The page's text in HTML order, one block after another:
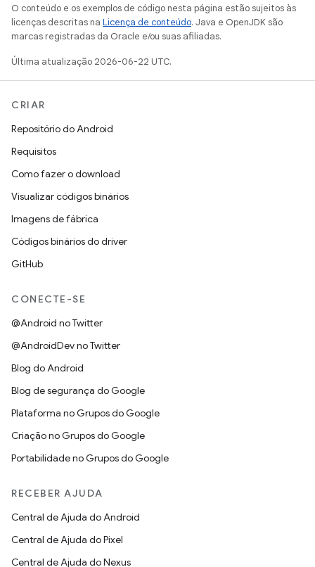
O conteúdo e os exemplos de código nesta página estão sujeitos às
licenças descritas na Licença de conteúdo. Java e OpenJDK são
marcas registradas da Oracle e/ou suas afiliadas.
Última atualização 2026-06-22 UTC.
CRIAR
Repositório do Android
Requisitos
Como fazer o download
Visualizar códigos binários
Imagens de fábrica
Códigos binários do driver
GitHub
CONECTE-SE
@Android no Twitter
@AndroidDev no Twitter
Blog do Android
Blog de segurança do Google
Plataforma no Grupos do Google
Criação no Grupos do Google
Portabilidade no Grupos do Google
RECEBER AJUDA
Central de Ajuda do Android
Central de Ajuda do Pixel
Central de Ajuda do Nexus